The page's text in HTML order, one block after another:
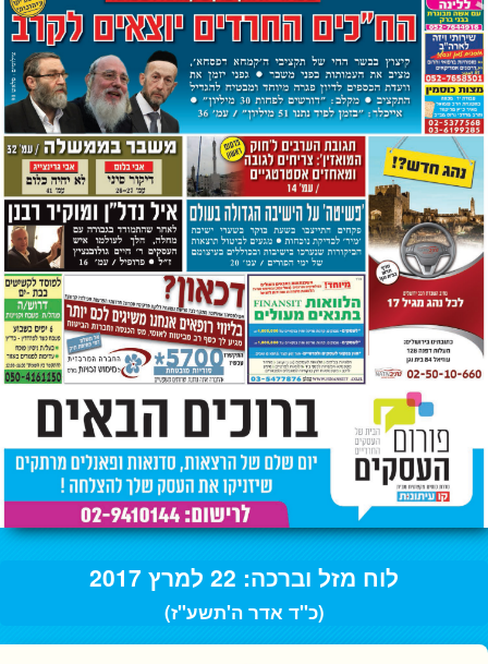
לוח מזל וברכה: 22 למרץ 2017
(כ"ד אדר ה'תשע"ז)